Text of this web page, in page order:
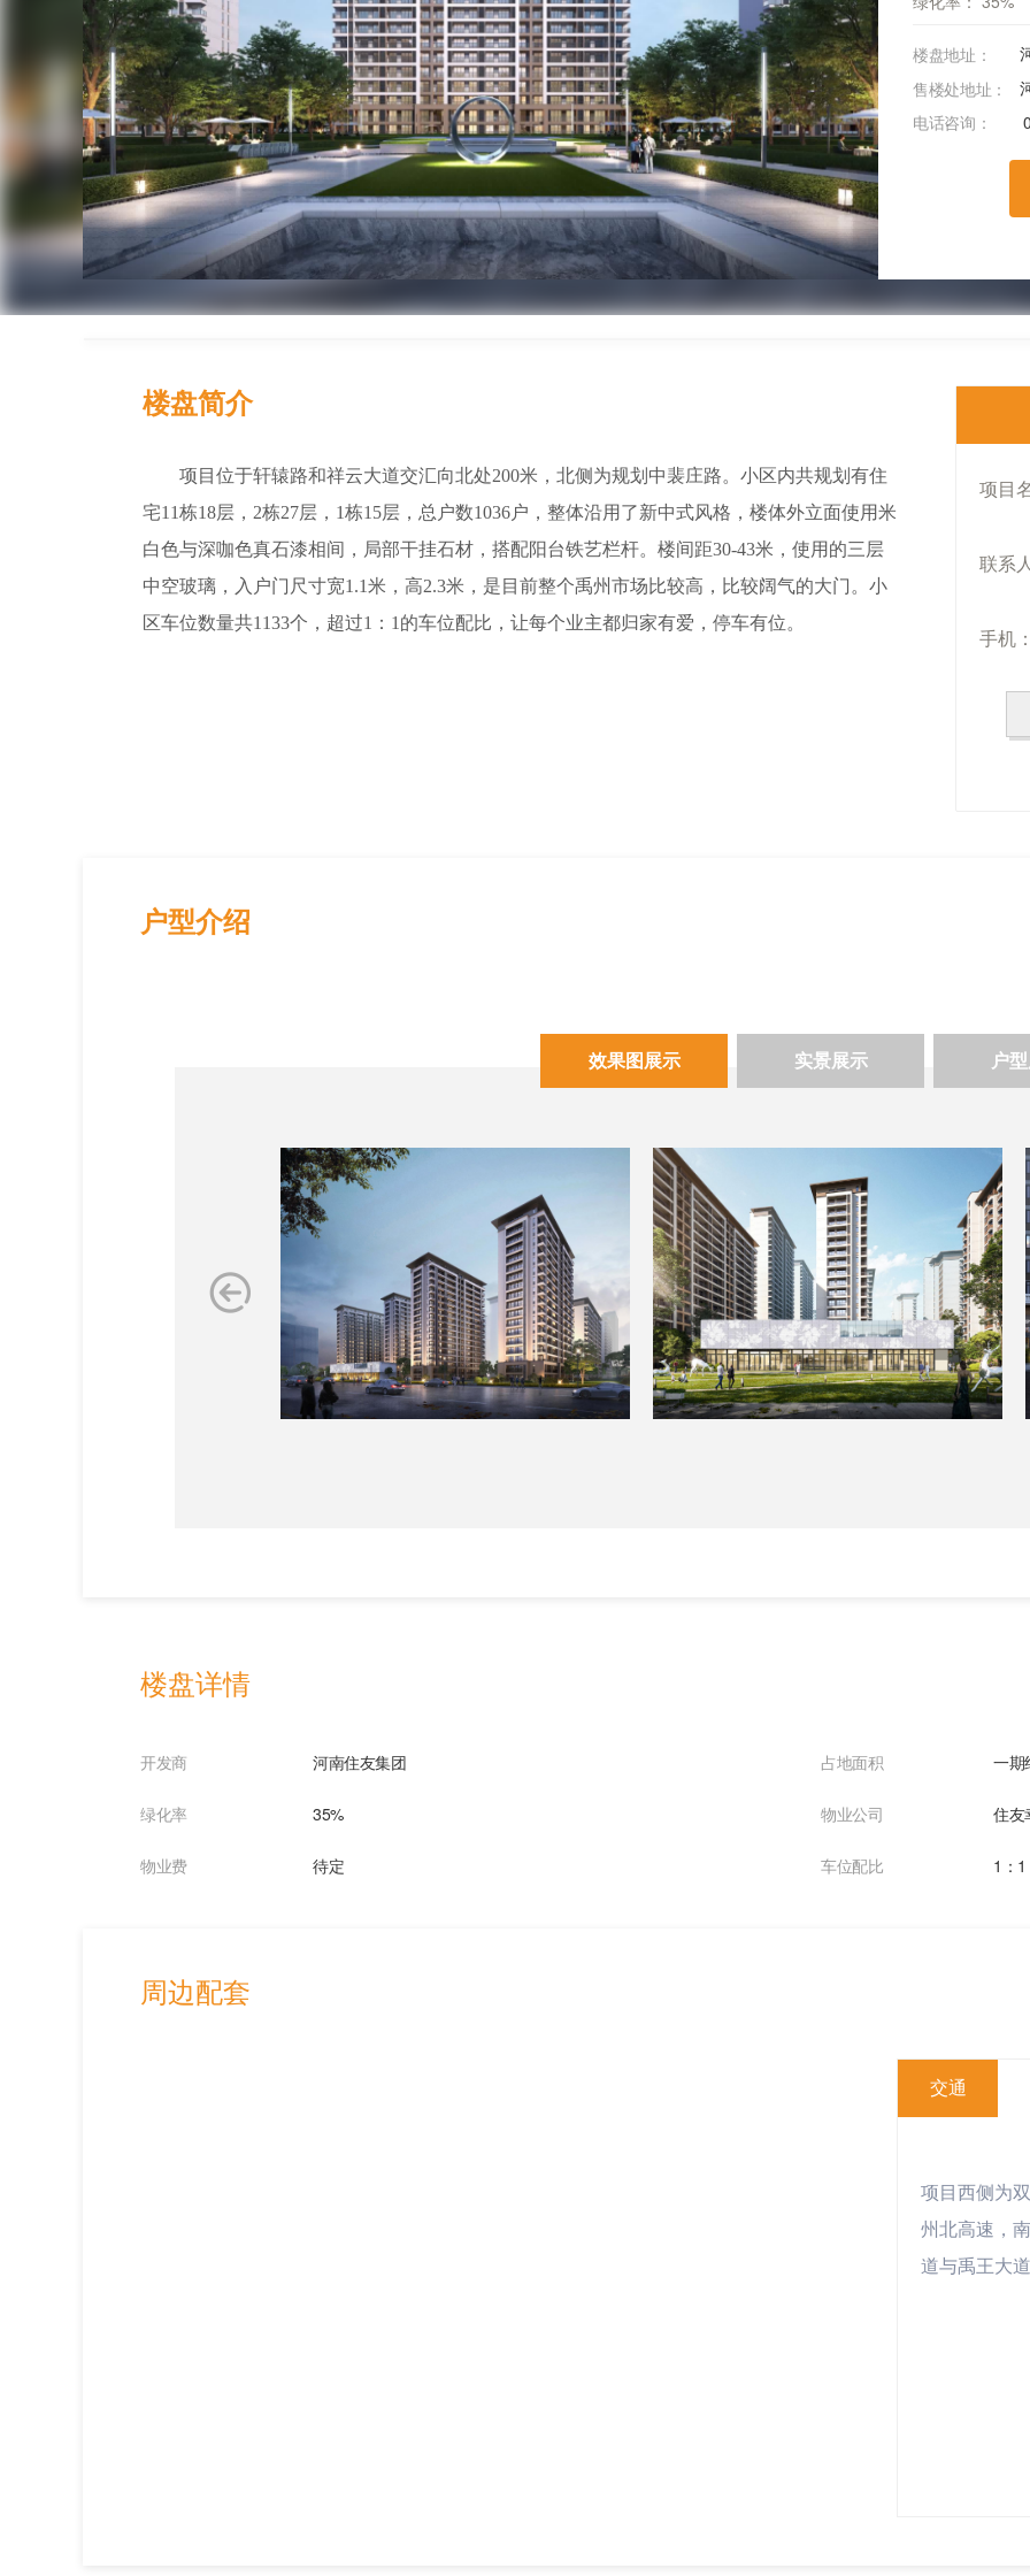
楼盘地址：
售楼处地址：
电话咨询：
楼盘简介
项目位于轩辕路和祥云大道交汇向北处200米，北侧为规划中裴庄路。小区内共规划有住
宅11栋18层，2栋27层，1栋15层，总户数1036户，整体沿用了新中式风格，楼体外立面使用米
白色与深咖色真石漆相间，局部干挂石材，搭配阳台铁艺栏杆。楼间距30-43米，使用的三层
中空玻璃，入户门尺寸宽1.1米，高2.3米，是目前整个禹州市场比较高，比较阔气的大门。小
区车位数量共1133个，超过1：1的车位配比，让每个业主都归家有爱，停车有位。
项目
联系
手机
户型介绍
效果图展示 实景展示 户
楼盘详情
开发商 河南住友集团 占地面积 一期
绿化率 35% 物业公司 住友
物业费 待定 车位配比 1：1
周边配套
交通
项目西侧为
州北高速，
道与禹王大